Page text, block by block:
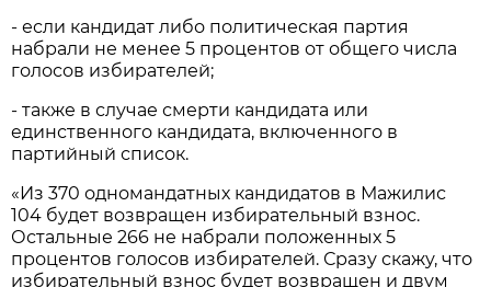
- если кандидат либо политическая партия
набрали не менее 5 процентов от общего числа
голосов избирателей;
- также в случае смерти кандидата или
единственного кандидата, включенного в
партийный список.
«Из 370 одномандатных кандидатов в Мажилис
104 будет возвращен избирательный взнос.
Остальные 266 не набрали положенных 5
процентов голосов избирателей. Сразу скажу, что
избирательный взнос будет возвращен и двум